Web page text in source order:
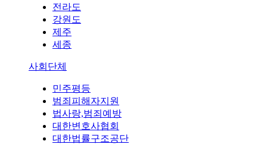
전라도
강원도
제주
세종
사회단체
민주평등
범죄피해자지원
법사랑,범죄예방
대한변호사협회
대한법률구조공단